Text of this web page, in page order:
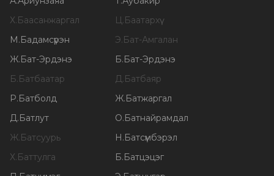
Х.Баасанжаргал Ц.Баатархүү
М.Бадамсүрэн Э.Бат-Амгалан
Ж.Бат-Эрдэнэ Б.Бат-Эрдэнэ
Б.Батбаатар Д.Батбаяр
Р.Батболд Ж.Батжаргал
Д.Батлут О.Батнайрамдал
Ж.Батсуурь Н.Батсүмбэрэл
Х.Баттулга Б.Батцэцэг